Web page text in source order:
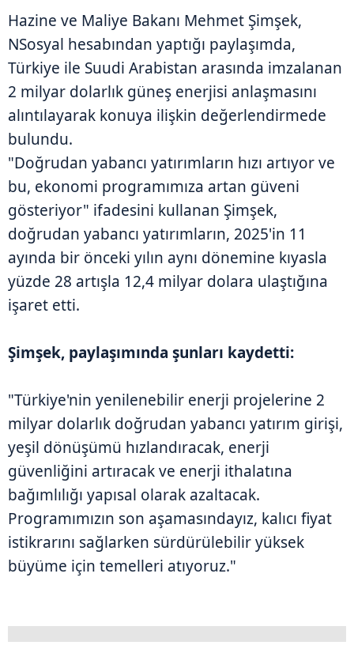
Hazine ve Maliye Bakanı Mehmet Şimşek,
NSosyal hesabından yaptığı paylaşımda,
Türkiye ile Suudi Arabistan arasında imzalanan
2 milyar dolarlık güneş enerjisi anlaşmasını
alıntılayarak konuya ilişkin değerlendirmede
bulundu.
"Doğrudan yabancı yatırımların hızı artıyor ve
bu, ekonomi programımıza artan güveni
gösteriyor" ifadesini kullanan Şimşek,
doğrudan yabancı yatırımların, 2025'in 11
ayında bir önceki yılın aynı dönemine kıyasla
yüzde 28 artışla 12,4 milyar dolara ulaştığına
işaret etti.
Şimşek, paylaşımında şunları kaydetti:
"Türkiye'nin yenilenebilir enerji projelerine 2
milyar dolarlık doğrudan yabancı yatırım girişi,
yeşil dönüşümü hızlandıracak, enerji
güvenliğini artıracak ve enerji ithalatına
bağımlılığı yapısal olarak azaltacak.
Programımızın son aşamasındayız, kalıcı fiyat
istikrarını sağlarken sürdürülebilir yüksek
büyüme için temelleri atıyoruz."